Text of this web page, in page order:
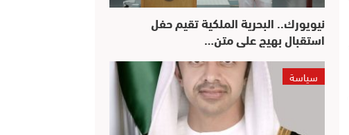
نيويورك.. البحرية الملكية تقيم حفل
استقبال بهيج على متن…
سياسة